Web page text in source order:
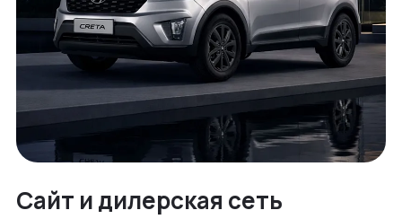
Сайт и дилерская сеть